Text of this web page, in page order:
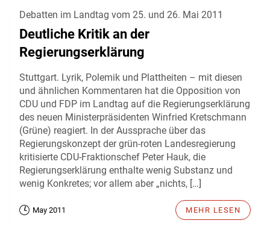
Debatten im Landtag vom 25. und 26. Mai 2011
Deutliche Kritik an der
Regierungserklärung
Stuttgart. Lyrik, Polemik und Plattheiten – mit diesen
und ähnlichen Kommentaren hat die Opposition von
CDU und FDP im Landtag auf die Regierungserklärung
des neuen Ministerpräsidenten Winfried Kretschmann
(Grüne) reagiert. In der Aussprache über das
Regierungskonzept der grün-roten Landesregierung
kritisierte CDU-Fraktionschef Peter Hauk, die
Regierungserklärung enthalte wenig Substanz und
wenig Konkretes; vor allem aber „nichts, […]
May 2011 MEHR LESEN